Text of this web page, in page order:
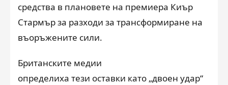
средства в плановете на премиера Киър
Стармър за разходи за трансформиране на
въоръжените сили.
Британските медии
определиха тези оставки като „двоен удар“